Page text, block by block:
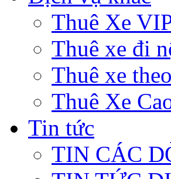
Thuê Xe
Thuê xe đi
Thuê xe
Thuê Xe
Tin tức
TIN CÁC